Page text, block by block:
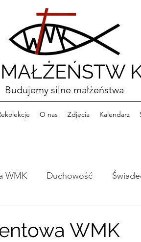
Budujemy silne małżeństwa
O nas Zdjęcia Kalendarz
WMK Duchowość
WMK